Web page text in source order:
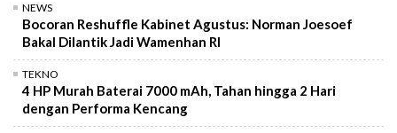
NEWS
Bocoran Reshuffle Kabinet Agustus: Norman Joesoef
Bakal Dilantik Jadi Wamenhan RI
TEKNO
4 HP Murah Baterai 7000 mAh, Tahan hingga 2 Hari
dengan Performa Kencang